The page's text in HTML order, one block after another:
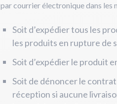
par courrier électronique dans les
Soit d’expédier tous les
les produits en rupture de
Soit d’expédier le produit
Soit de dénoncer le
réception si aucune